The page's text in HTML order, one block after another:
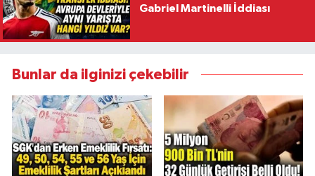
Gabriel Martinelli İddiası
Bunlar da ilginizi çekebilir